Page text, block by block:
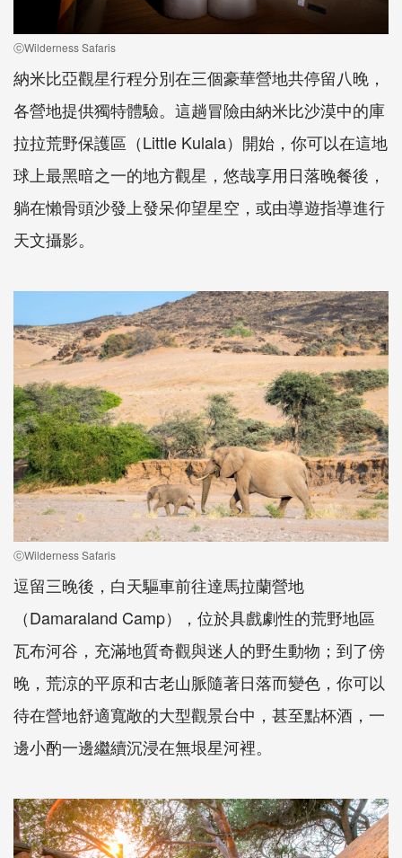
ⓒWilderness Safaris
納米比亞觀星行程分別在三個豪華營地共停留八晚，
各營地提供獨特體驗。這趟冒險由納米比沙漠中的庫
拉拉荒野保護區（Little Kulala）開始，你可以在這地
球上最黑暗之一的地方觀星，悠哉享用日落晚餐後，
躺在懶骨頭沙發上發呆仰望星空，或由導遊指導進行
天文攝影。
ⓒWilderness Safaris
逗留三晚後，白天驅車前往達馬拉蘭營地
（Damaraland Camp），位於具戲劇性的荒野地區
瓦布河谷，充滿地質奇觀與迷人的野生動物；到了傍
晚，荒涼的平原和古老山脈隨著日落而變色，你可以
待在營地舒適寬敞的大型觀景台中，甚至點杯酒，一
邊小酌一邊繼續沉浸在無垠星河裡。